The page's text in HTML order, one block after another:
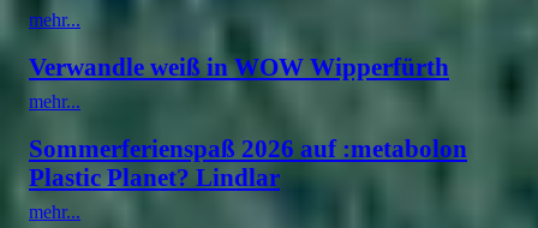
mehr...
Verwandle weiß in WOW Wipperfürth
mehr...
Sommerferienspaß 2026 auf :metabolon
Plastic Planet? Lindlar
mehr...